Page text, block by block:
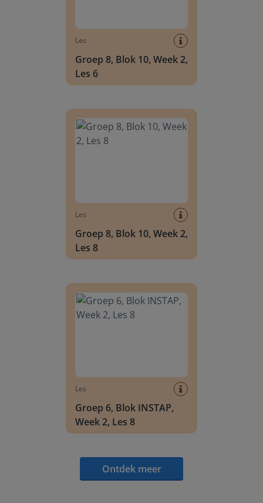
Les
Groep 8, Blok 10, Week 2,
Les 6
Les
Groep 8, Blok 10, Week 2,
Les 8
Les
Groep 6, Blok INSTAP,
Week 2, Les 8
Ontdek meer